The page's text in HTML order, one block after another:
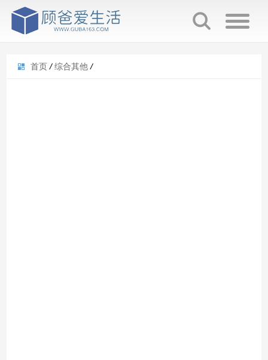
首页 / 综合其他 /